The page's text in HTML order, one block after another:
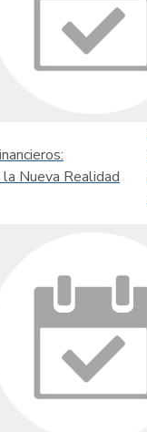
Nueva Realidad